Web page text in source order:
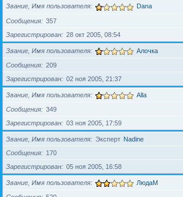
Звание, Имя пользователя Dana
Сообщения
357
Зарегистрирован
28 окт 2005, 08:54
Звание, Имя пользователя Алочка
Сообщения
209
Зарегистрирован
02 ноя 2005, 21:37
Звание, Имя пользователя Alla
Сообщения
349
Зарегистрирован
03 ноя 2005, 17:59
Звание, Имя пользователя Эксперт Nadine
Сообщения
170
Зарегистрирован
05 ноя 2005, 16:58
Звание, Имя пользователя ЛюдаМ